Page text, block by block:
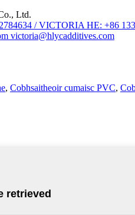
Ltd.
/ VICTORIA HE: +86
victoria@hlycadditives.com
, Cobhsaitheoir cumaisc PVC,